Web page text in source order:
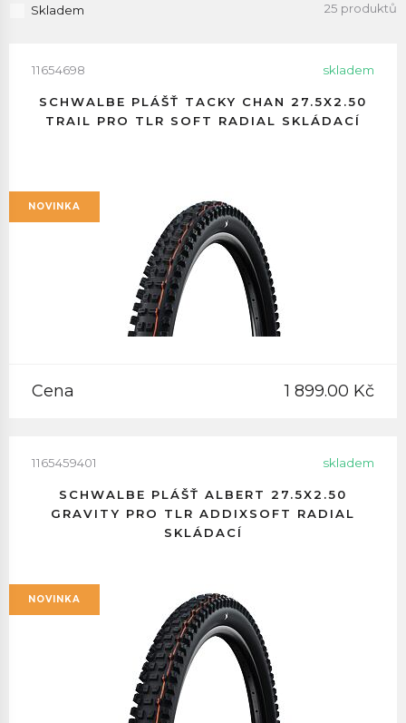
Skladem 25 produktů
11654698 skladem
SCHWALBE PLÁŠŤ TACKY CHAN 27.5X2.50
TRAIL PRO TLR SOFT RADIAL SKLÁDACÍ
NOVINKA
Cena 1 899.00 Kč
1165459401 skladem
SCHWALBE PLÁŠŤ ALBERT 27.5X2.50
GRAVITY PRO TLR ADDIXSOFT RADIAL
SKLÁDACÍ
NOVINKA